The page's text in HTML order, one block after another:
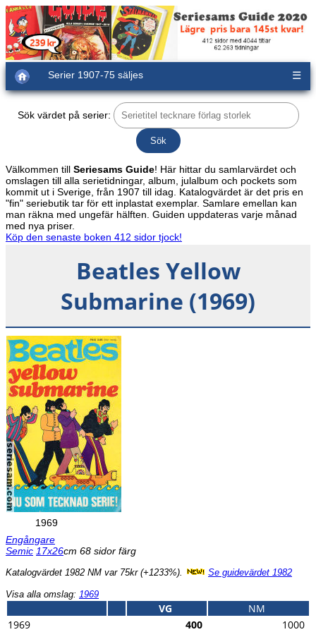
Serier 1907-75 säljes ☰
Sök värdet på serier:
Välkommen till Seriesams Guide! Här hittar du samlarvärdet och
omslagen till alla serietidningar, album, julalbum och pockets som
kommit ut i Sverige, från 1907 till idag. Katalogvärdet är det pris en
"fin" seriebutik tar för ett inplastat exemplar. Samlare emellan kan
man räkna med ungefär hälften. Guiden uppdateras varje månad
med nya priser.
Köp den senaste boken 412 sidor tjock!
Beatles Yellow
Submarine (1969)
1969
Engångare
Semic 17x26cm 68 sidor färg
Katalogvärdet 1982 NM var 75kr (+1233%). Se guidevärdet 1982
Visa alla omslag: 1969
VG
NM
1969
400 1000